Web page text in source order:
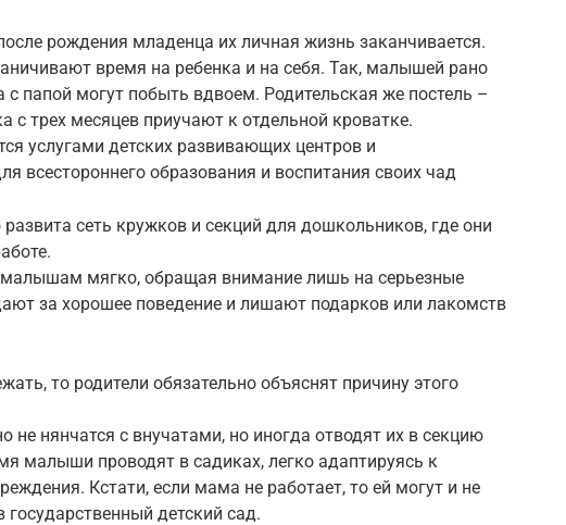
рождения младенца их личная жизнь заканчивается.
время на ребенка и на себя. Так, малышей рано
папой могут побыть вдвоем. Родительская же постель –
с трех месяцев приучают к отдельной кроватке.
услугами детских развивающих центров и
всестороннего образования и воспитания своих чад
сеть кружков и секций для дошкольников, где они
мягко, обращая внимание лишь на серьезные
за хорошее поведение и лишают подарков или лакомств
то родители обязательно объяснят причину этого
нянчатся с внучатами, но иногда отводят их в секцию
малыши проводят в садиках, легко адаптируясь к
Кстати, если мама не работает, то ей могут и не
государственный детский сад.